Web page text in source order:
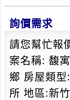
詢價需求
請您幫忙報
案名稱: 馥
鄉 房屋類
所 地區:新